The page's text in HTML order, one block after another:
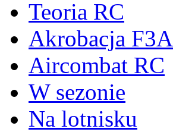
Teoria RC
Akrobacja F3A
Aircombat RC
W sezonie
Na lotnisku